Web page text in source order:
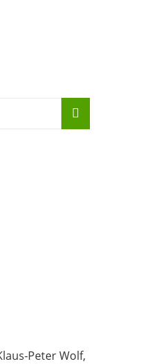
Peter Wolf,